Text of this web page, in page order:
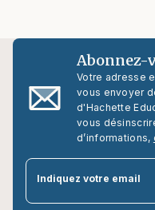
Abonnez-
Votre adresse
vous envoyer
d'Hachette
vous
d’informations,
Indiquez votre email